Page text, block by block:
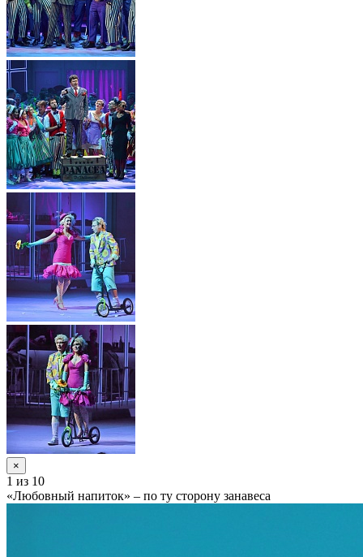
×
1 из 10
«Любовный напиток» – по ту сторону занавеса